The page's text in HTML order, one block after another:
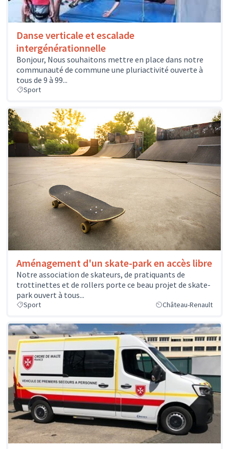
Danse verticale et escalade
intergénérationnelle
Bonjour, Nous souhaitons mettre en place dans notre
communauté de commune une pluriactivité ouverte à
tous de 9 à 99...
Sport
Aménagement d'un skate-park en accès libre
Notre association de skateurs, de pratiquants de
trottinettes et de rollers porte ce beau projet de skate-
park ouvert à tous...
Sport Château-Renault